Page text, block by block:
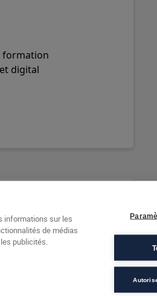
formation
digital
informations sur les
de médias
publicités.